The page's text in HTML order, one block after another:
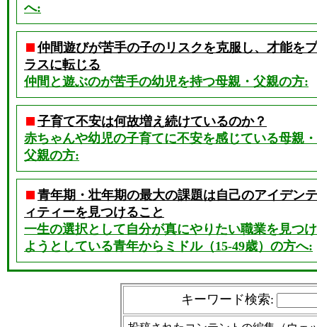
へ:
仲間遊びが苦手の子のリスクを克服し、才能をプ
ラスに転じる
仲間と遊ぶのが苦手の幼児を持つ母親・父親の方:
子育て不安は何故増え続けているのか？
赤ちゃんや幼児の子育てに不安を感じている母親・
父親の方:
青年期・壮年期の最大の課題は自己のアイデンテ
ィティーを見つけること
一生の選択として自分が真にやりたい職業を見つけ
ようとしている青年からミドル（15-49歳）の方へ:
キーワード検索: